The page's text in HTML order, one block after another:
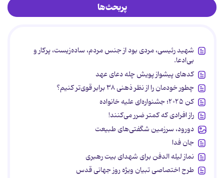
پربحث‌ها
شهید رئیسی، مردی بود از جنس مردم، ساده‌زیست، پرکار و
بی‌ادعا.
کدهای پیشواز پویش چله دعای عهد
چطور خودمان را از نظر ذهنی ۳۸ برابر قوی‌تر کنیم؟
کن ۲۰۲۵؛ جشنواره‌ای علیه خانواده
راز افرادی که کمتر ضرر می‌کنند!
دورود، سرزمین شگفتی‌های طبیعت
جان فدا
نماز لیله الدفن برای شهدای بیت رهبری
طرح اختصاصی تبیان ویژه روز جهانی قدس